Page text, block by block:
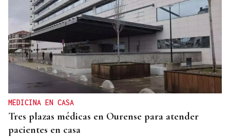
CONTROL DE POBOACIÓN
A Limia, “zona cero” para o censo das aves galegas
MEDICINA EN CASA
Tres plazas médicas en Ourense para atender
pacientes en casa